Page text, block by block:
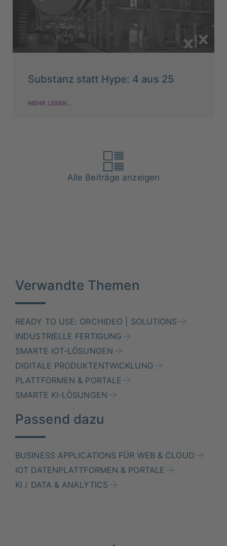
Substanz statt Hype: 4 aus 25
MEHR LESEN...
Alle Beiträge anzeigen
Verwandte Themen
READY TO USE: ORCHIDEO | SOLUTIONS
INDUSTRIELLE FERTIGUNG
SMARTE IOT-LÖSUNGEN
DIGITALE PRODUKTENTWICKLUNG
PLATTFORMEN & PORTALE
SMARTE KI-LÖSUNGEN
Passend dazu
BUSINESS APPLICATIONS FÜR WEB & CLOUD
IOT DATENPLATTFORMEN & PORTALE
KI / DATA & ANALYTICS